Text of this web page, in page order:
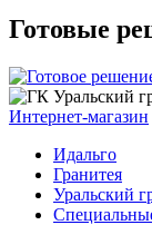
Готовые
Интернет-магазин
Идальго
Гранитея
Уральский